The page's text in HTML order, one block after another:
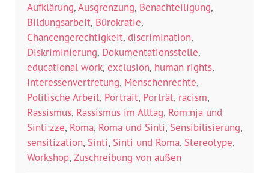
Aufklärung,Ausgrenzung, Benachteiligung,
Bildungsarbeit, Bürokratie,
Chancengerechtigkeit, discrimination,
Diskriminierung, Dokumentationsstelle,
educational work, exclusion, human rights,
Interessenvertretung, Menschenrechte,
Politische Arbeit, Portrait, Porträt, racism,
Rassismus, Rassismus im Alltag, Rom:nja und
Sinti:zze, Roma, Roma und Sinti, Sensibilisierung,
sensitization, Sinti, Sinti und Roma, Stereotype,
Workshop, Zuschreibung von außen